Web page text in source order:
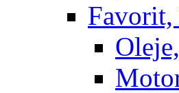
Favorit,